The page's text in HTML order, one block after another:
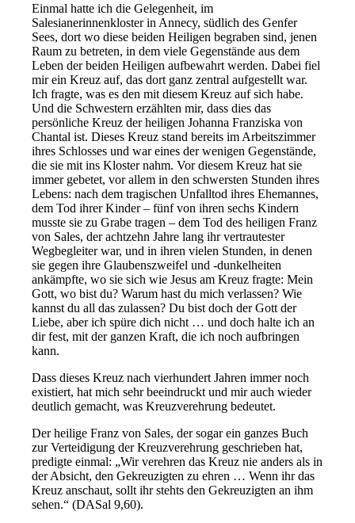
Einmal hatte ich die Gelegenheit, im
Salesianerinnenkloster in Annecy, südlich des Genfer
Sees, dort wo diese beiden Heiligen begraben sind, jenen
Raum zu betreten, in dem viele Gegenstände aus dem
Leben der beiden Heiligen aufbewahrt werden. Dabei fiel
mir ein Kreuz auf, das dort ganz zentral aufgestellt war.
Ich fragte, was es den mit diesem Kreuz auf sich habe.
Und die Schwestern erzählten mir, dass dies das
persönliche Kreuz der heiligen Johanna Franziska von
Chantal ist. Dieses Kreuz stand bereits im Arbeitszimmer
ihres Schlosses und war eines der wenigen Gegenstände,
die sie mit ins Kloster nahm. Vor diesem Kreuz hat sie
immer gebetet, vor allem in den schwersten Stunden ihres
Lebens: nach dem tragischen Unfalltod ihres Ehemannes,
dem Tod ihrer Kinder – fünf von ihren sechs Kindern
musste sie zu Grabe tragen – dem Tod des heiligen Franz
von Sales, der achtzehn Jahre lang ihr vertrautester
Wegbegleiter war, und in ihren vielen Stunden, in denen
sie gegen ihre Glaubenszweifel und -dunkelheiten
ankämpfte, wo sie sich wie Jesus am Kreuz fragte: Mein
Gott, wo bist du? Warum hast du mich verlassen? Wie
kannst du all das zulassen? Du bist doch der Gott der
Liebe, aber ich spüre dich nicht … und doch halte ich an
dir fest, mit der ganzen Kraft, die ich noch aufbringen
kann.
Dass dieses Kreuz nach vierhundert Jahren immer noch
existiert, hat mich sehr beeindruckt und mir auch wieder
deutlich gemacht, was Kreuzverehrung bedeutet.
Der heilige Franz von Sales, der sogar ein ganzes Buch
zur Verteidigung der Kreuzverehrung geschrieben hat,
predigte einmal: „Wir verehren das Kreuz nie anders als in
der Absicht, den Gekreuzigten zu ehren … Wenn ihr das
Kreuz anschaut, sollt ihr stehts den Gekreuzigten an ihm
sehen.“ (DASal 9,60).